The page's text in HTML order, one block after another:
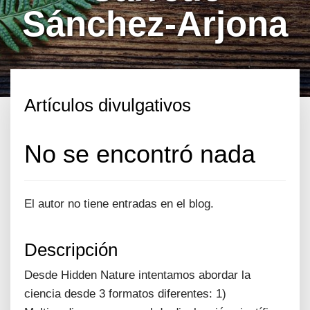
Sánchez-Arjona
Artículos divulgativos
No se encontró nada
El autor no tiene entradas en el blog.
Descripción
Desde Hidden Nature intentamos abordar la
ciencia desde 3 formatos diferentes: 1)